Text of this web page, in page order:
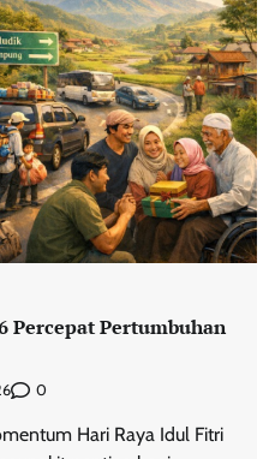
Percepat Pertumbuhan
0
Hari Raya Idul Fitri